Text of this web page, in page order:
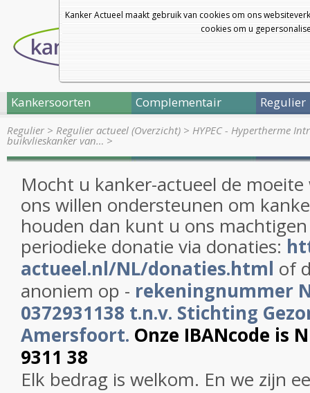
Kanker Actueel maakt gebruik van cookies om ons
cookies om u
Kankersoorten Complementair Regulier
Regulier> Regulier actueel (Overzicht) > HYPEC - Hypertherme
buikvlieskanker van… >
Mocht u kanker-actueel de
ons willen ondersteunen om
houden dan kunt u ons
periodieke donatie via donaties:
actueel.nl/NL/donaties.html of
anoniem op - rekeningnummer
0372931138 t.n.v. Stichting
Amersfoort. Onze IBANcode is
9311 38
Elk bedrag is welkom. En we zijn